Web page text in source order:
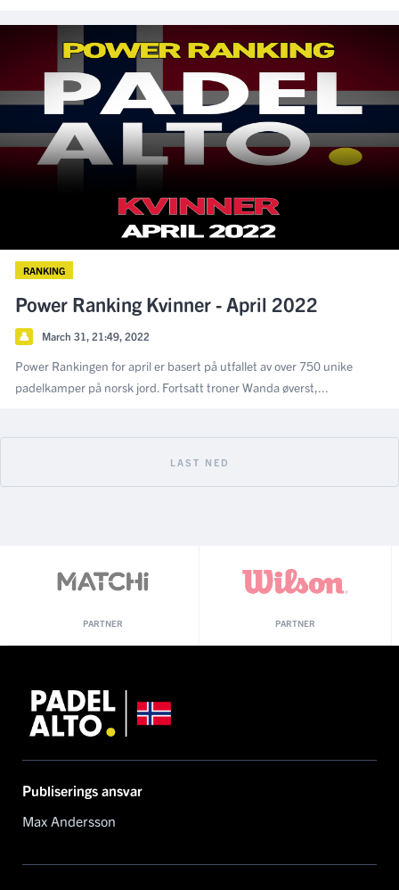
RANKING
Power Ranking Kvinner - April 2022
👤 March 31, 21:49, 2022
Power Rankingen for april er basert på utfallet av over 750 unike
padelkamper på norsk jord. Fortsatt troner Wanda øverst,...
LAST NED
PARTNER PARTNER
Publiserings ansvar
Max Andersson